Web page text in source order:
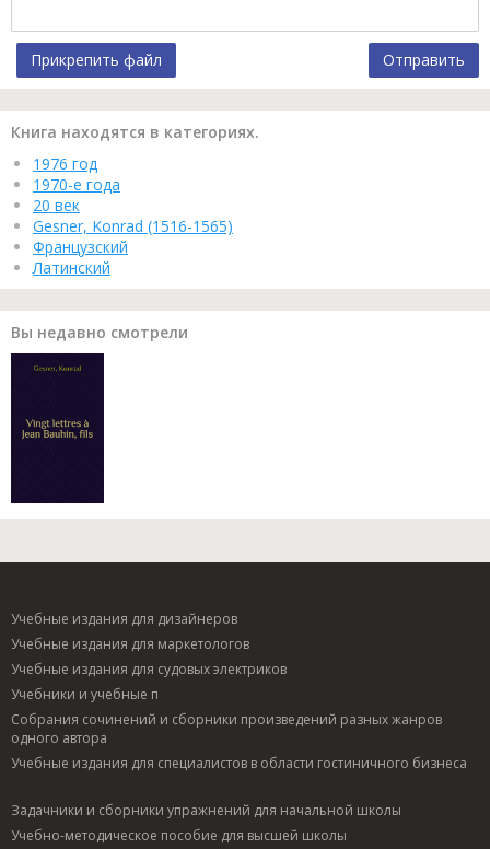
Прикрепить файл Отправить
Книга находятся в категориях.
1976 год
1970-е года
20 век
Gesner, Konrad (1516-1565)
Французский
Латинский
Вы недавно смотрели
Учебные издания для дизайнеров
Учебные издания для маркетологов
Учебные издания для судовых электриков
Учебники и учебные п
Собрания сочинений и сборники произведений разных жанров
одного автора
Учебные издания для специалистов в области гостиничного бизнеса
Задачники и сборники упражнений для начальной школы
Учебно-методическое пособие для высшей школы